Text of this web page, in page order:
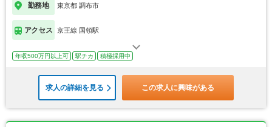
勤務地 東京都 調布市
アクセス 京王線 国領駅
年収500万円以上可 駅チカ 積極採用中
求人の詳細を見る この求人に興味がある